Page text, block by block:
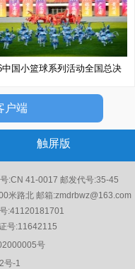
中国小篮球系列活动全国总决
户端
触屏版
:CN 41-0017 邮发代号:35-45
米路北 邮箱:zmdrbwz@163.com
:41120181701
号:11642115
号
号-1